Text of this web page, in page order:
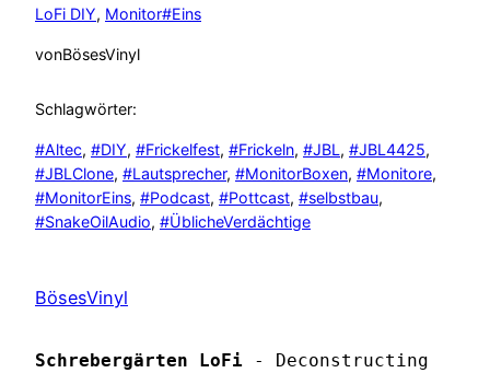
LoFi DIY, Monitor#Eins
vonBösesVinyl
Schlagwörter:
#Altec, #DIY, #Frickelfest, #Frickeln, #JBL, #JBL4425
#JBLClone, #Lautsprecher, #MonitorBoxen, #Monitore
#MonitorEins, #Podcast, #Pottcast, #selbstbau
#SnakeOilAudio, #ÜblicheVerdächtige
BösesVinyl
Schrebergärten LoFi - Deconstructing